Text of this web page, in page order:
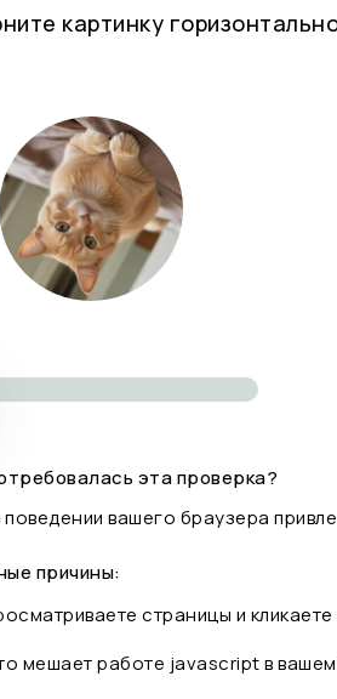
картинку
эта проверка?
поведении вашего браузера
причины:
страницы и
мешает работе javascript в